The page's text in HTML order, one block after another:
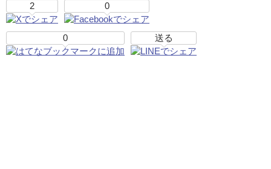
ッ
プ
2 0
0 送る